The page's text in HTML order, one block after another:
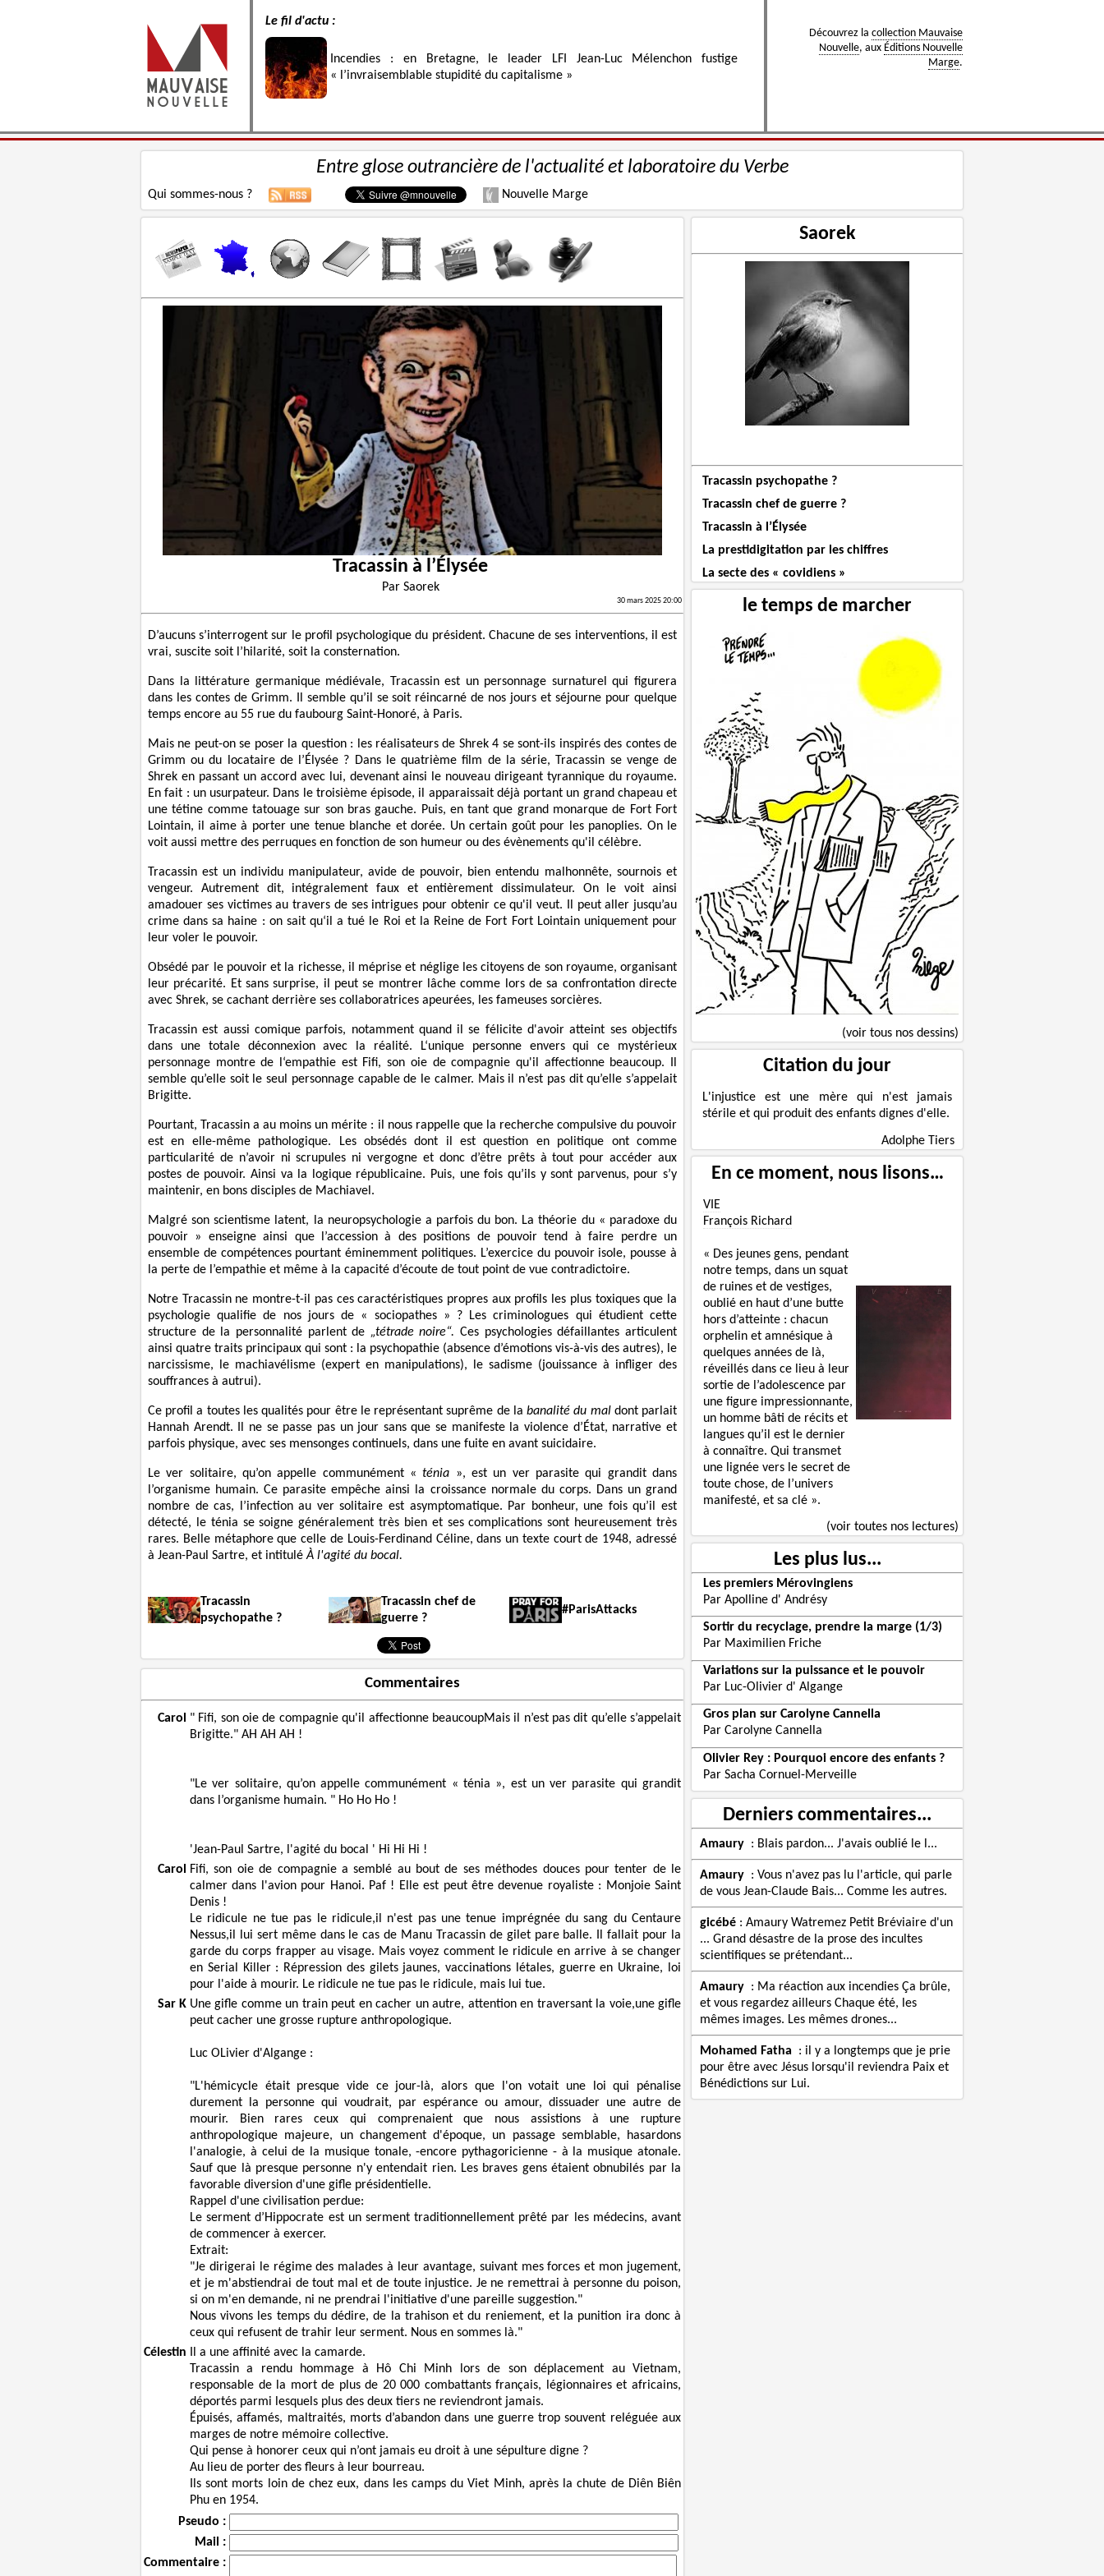
Le fil d'actu :
Incendies : en Bretagne, le leader LFI Jean-Luc Mélenchon fustige
« l’invraisemblable stupidité du capitalisme »
Découvrez la collection Mauvaise
Nouvelle, aux Éditions Nouvelle
Marge.
Entre glose outrancière de l'actualité et laboratoire du Verbe
Qui sommes-nous ? Nouvelle Marge
Tracassin à l’Élysée
Par Saorek
30 mars 2025 20:00
D’aucuns s’interrogent sur le profil psychologique du président. Chacune de ses interventions, il est
vrai, suscite soit l’hilarité, soit la consternation.
Dans la littérature germanique médiévale, Tracassin est un personnage surnaturel qui figurera
dans les contes de Grimm. Il semble qu’il se soit réincarné de nos jours et séjourne pour quelque
temps encore au 55 rue du faubourg Saint-Honoré, à Paris.
Mais ne peut-on se poser la question : les réalisateurs de Shrek 4 se sont-ils inspirés des contes de
Grimm ou du locataire de l’Élysée ? Dans le quatrième film de la série, Tracassin se venge de
Shrek en passant un accord avec lui, devenant ainsi le nouveau dirigeant tyrannique du royaume.
En fait : un usurpateur. Dans le troisième épisode, il apparaissait déjà portant un grand chapeau et
une tétine comme tatouage sur son bras gauche. Puis, en tant que grand monarque de Fort Fort
Lointain, il aime à porter une tenue blanche et dorée. Un certain goût pour les panoplies. On le
voit aussi mettre des perruques en fonction de son humeur ou des évènements qu'il célèbre.
Tracassin est un individu manipulateur, avide de pouvoir, bien entendu malhonnête, sournois et
vengeur. Autrement dit, intégralement faux et entièrement dissimulateur. On le voit ainsi
amadouer ses victimes au travers de ses intrigues pour obtenir ce qu'il veut. Il peut aller jusqu’au
crime dans sa haine : on sait qu‘il a tué le Roi et la Reine de Fort Fort Lointain uniquement pour
leur voler le pouvoir.
Obsédé par le pouvoir et la richesse, il méprise et néglige les citoyens de son royaume, organisant
leur précarité. Et sans surprise, il peut se montrer lâche comme lors de sa confrontation directe
avec Shrek, se cachant derrière ses collaboratrices apeurées, les fameuses sorcières.
Tracassin est aussi comique parfois, notamment quand il se félicite d'avoir atteint ses objectifs
dans une totale déconnexion avec la réalité. L‘unique personne envers qui ce mystérieux
personnage montre de l‘empathie est Fifi, son oie de compagnie qu'il affectionne beaucoup. Il
semble qu’elle soit le seul personnage capable de le calmer. Mais il n’est pas dit qu’elle s’appelait
Brigitte.
Pourtant, Tracassin a au moins un mérite : il nous rappelle que la recherche compulsive du pouvoir
est en elle-même pathologique. Les obsédés dont il est question en politique ont comme
particularité de n’avoir ni scrupules ni vergogne et donc d’être prêts à tout pour accéder aux
postes de pouvoir. Ainsi va la logique républicaine. Puis, une fois qu’ils y sont parvenus, pour s’y
maintenir, en bons disciples de Machiavel.
Malgré son scientisme latent, la neuropsychologie a parfois du bon. La théorie du « paradoxe du
pouvoir » enseigne ainsi que l’accession à des positions de pouvoir tend à faire perdre un
ensemble de compétences pourtant éminemment politiques. L’exercice du pouvoir isole, pousse à
la perte de l’empathie et même à la capacité d’écoute de tout point de vue contradictoire.
Notre Tracassin ne montre-t-il pas ces caractéristiques propres aux profils les plus toxiques que la
psychologie qualifie de nos jours de « sociopathes » ? Les criminologues qui étudient cette
structure de la personnalité parlent de „tétrade noire“. Ces psychologies défaillantes articulent
ainsi quatre traits principaux qui sont : la psychopathie (absence d’émotions vis-à-vis des autres), le
narcissisme, le machiavélisme (expert en manipulations), le sadisme (jouissance à infliger des
souffrances à autrui).
Ce profil a toutes les qualités pour être le représentant suprême de labanalité du maldont parlait
Hannah Arendt. Il ne se passe pas un jour sans que se manifeste la violence d’État, narrative et
parfois physique, avec ses mensonges continuels, dans une fuite en avant suicidaire.
Le ver solitaire, qu’on appelle communément «ténia », est un ver parasite qui grandit dans
l’organisme humain. Ce parasite empêche ainsi la croissance normale du corps. Dans un grand
nombre de cas, l’infection au ver solitaire est asymptomatique. Par bonheur, une fois qu’il est
détecté, le ténia se soigne généralement très bien et ses complications sont heureusement très
rares. Belle métaphore que celle de Louis-Ferdinand Céline, dans un texte court de 1948, adressé
à Jean-Paul Sartre, et intituléÀ l'agité du bocal.
Tracassin
psychopathe ?
Tracassin chef de
guerre ?
#ParisAttacks
Commentaires
Carol
" Fifi, son oie de compagnie qu'il affectionne beaucoupMais il n’est pas dit qu’elle s’appelait
Brigitte." AH AH AH !
"Le ver solitaire, qu’on appelle communément « ténia », est un ver parasite qui grandit
dans l’organisme humain. " Ho Ho Ho !
'Jean-Paul Sartre, l'agité du bocal ' Hi Hi Hi !
Carol
Fifi, son oie de compagnie a semblé au bout de ses méthodes douces pour tenter de le
calmer dans l'avion pour Hanoi. Paf ! Elle est peut être devenue royaliste : Monjoie Saint
Denis !
Le ridicule ne tue pas le ridicule,il n'est pas une tenue imprégnée du sang du Centaure
Nessus,il lui sert même dans le cas de Manu Tracassin de gilet pare balle. Il fallait pour la
garde du corps frapper au visage. Mais voyez comment le ridicule en arrive à se changer
en Serial Killer : Répression des gilets jaunes, vaccinations létales, guerre en Ukraine, loi
pour l'aide à mourir. Le ridicule ne tue pas le ridicule, mais lui tue.
Sar K Une gifle comme un train peut en cacher un autre, attention en traversant la voie,une gifle
peut cacher une grosse rupture anthropologique.
Luc OLivier d'Algange :
"L'hémicycle était presque vide ce jour-là, alors que l'on votait une loi qui pénalise
durement la personne qui voudrait, par espérance ou amour, dissuader une autre de
mourir. Bien rares ceux qui comprenaient que nous assistions à une rupture
anthropologique majeure, un changement d'époque, un passage semblable, hasardons
l'analogie, à celui de la musique tonale, -encore pythagoricienne - à la musique atonale.
Sauf que là presque personne n'y entendait rien. Les braves gens étaient obnubilés par la
favorable diversion d'une gifle présidentielle.
Rappel d'une civilisation perdue:
Le serment d’Hippocrate est un serment traditionnellement prêté par les médecins, avant
de commencer à exercer.
Extrait:
"Je dirigerai le régime des malades à leur avantage, suivant mes forces et mon jugement,
et je m'abstiendrai de tout mal et de toute injustice. Je ne remettrai à personne du poison,
si on m'en demande, ni ne prendrai l'initiative d'une pareille suggestion."
Nous vivons les temps du dédire, de la trahison et du reniement, et la punition ira donc à
ceux qui refusent de trahir leur serment. Nous en sommes là."
Célestin
Il a une affinité avec la camarde.
Tracassin a rendu hommage à Hô Chi Minh lors de son déplacement au Vietnam,
responsable de la mort de plus de 20 000 combattants français, légionnaires et africains,
déportés parmi lesquels plus des deux tiers ne reviendront jamais.
Épuisés, affamés, maltraités, morts d’abandon dans une guerre trop souvent reléguée aux
marges de notre mémoire collective.
Qui pense à honorer ceux qui n’ont jamais eu droit à une sépulture digne ?
Au lieu de porter des fleurs à leur bourreau.
Ils sont morts loin de chez eux, dans les camps du Viet Minh, après la chute de Diên Biên
Phu en 1954.
Pseudo :
Mail :
Commentaire :
Saorek
Tracassin psychopathe ?
Tracassin chef de guerre ?
Tracassin à l’Élysée
La prestidigitation par les chiffres
La secte des « covidiens »
le temps de marcher
(voir tous nos dessins)
Citation du jour
L'injustice est une mère qui n'est jamais
stérile et qui produit des enfants dignes d'elle.
Adolphe Tiers
En ce moment, nous lisons…
VIE
François Richard
« Des jeunes gens, pendant
notre temps, dans un squat
de ruines et de vestiges,
oublié en haut d’une butte
hors d’atteinte : chacun
orphelin et amnésique à
quelques années de là,
réveillés dans ce lieu à leur
sortie de l’adolescence par
une figure impressionnante,
un homme bâti de récits et
langues qu’il est le dernier
à connaître. Qui transmet
une lignée vers le secret de
toute chose, de l’univers
manifesté, et sa clé ».
(voir toutes nos lectures)
Les plus lus...
Les premiers Mérovingiens
Par Apolline d' Andrésy
Sortir du recyclage, prendre la marge (1/3)
Par Maximilien Friche
Variations sur la puissance et le pouvoir
Par Luc-Olivier d' Algange
Gros plan sur Carolyne Cannella
Par Carolyne Cannella
Olivier Rey : Pourquoi encore des enfants ?
Par Sacha Cornuel-Merveille
Derniers commentaires...
Amaury : Blais pardon... J'avais oublié le l...
Amaury : Vous n'avez pas lu l'article, qui parle
de vous Jean-Claude Bais... Comme les autres.
gicébé: Amaury Watremez Petit Bréviaire d'un
... Grand désastre de la prose des incultes
scientifiques se prétendant...
Amaury : Ma réaction aux incendies Ça brûle,
et vous regardez ailleurs Chaque été, les
mêmes images. Les mêmes drones...
Mohamed Fatha : il y a longtemps que je prie
pour être avec Jésus lorsqu'il reviendra Paix et
Bénédictions sur Lui.